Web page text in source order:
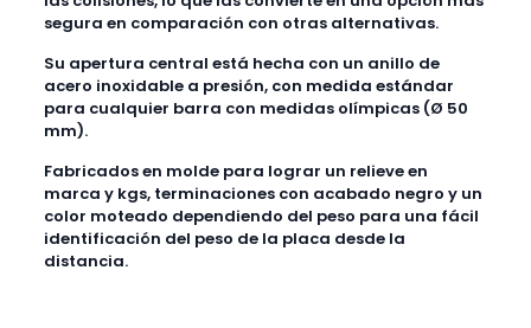
segura en comparación con otras alternativas.
Su apertura central está hecha con un anillo de
acero inoxidable a presión, con medida estándar
para cualquier barra con medidas olímpicas (Ø 50
mm).
Fabricados en molde para lograr un relieve en
marca y kgs, terminaciones con acabado negro y un
color moteado dependiendo del peso para una fácil
identificación del peso de la placa desde la
distancia.